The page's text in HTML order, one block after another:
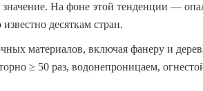
На фоне этой тенденции —
десяткам стран.
материалов, включая фанеру и
≥ 50 раз, водонепроницаем,